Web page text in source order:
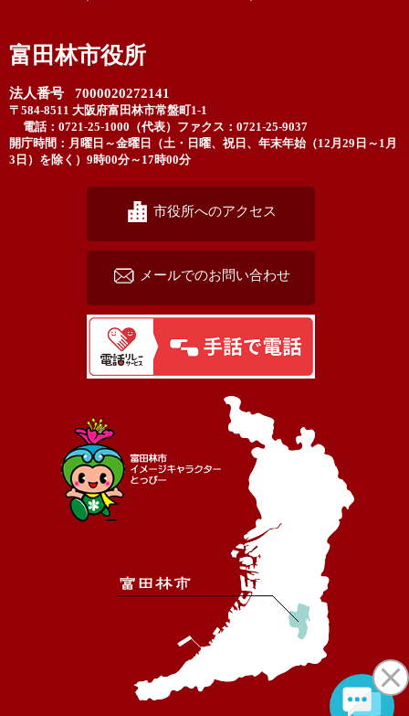
富田林市役所
法人番号 7000020272141
〒584-8511 大阪府富田林市常盤町1-1
電話：0721-25-1000（代表） ファクス：0721-25-9037
開庁時間：月曜日～金曜日（土・日曜、祝日、年末年始（12月29日～1月
3日）を除く）9時00分～17時00分
市役所へのアクセス
メールでのお問い合わせ